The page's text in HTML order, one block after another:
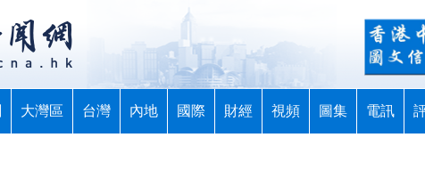
大灣區 台灣 內地 國際 財經 視頻 圖集 電訊